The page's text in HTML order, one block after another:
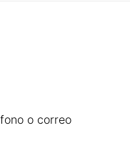
o correo